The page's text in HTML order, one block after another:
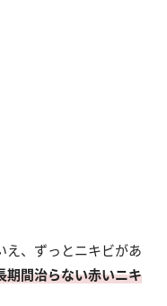
え、ずっとニキビがあ
期間治らない赤いニキ